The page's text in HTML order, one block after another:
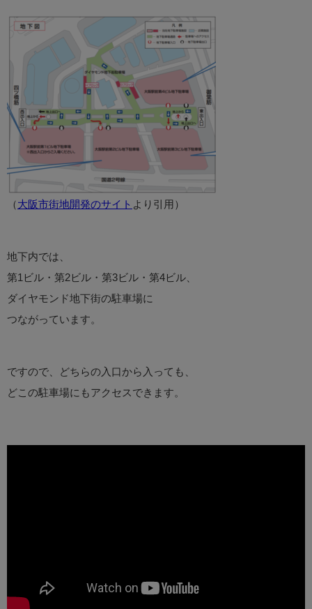
（ 大阪市街地開発のサイト より引用）
地下内では、
第1ビル・第2ビル・第3ビル・第4ビル、
ダイヤモンド地下街の駐車場に
つながっています。
ですので、どちらの入口から入っても、
どこの駐車場にもアクセスできます。